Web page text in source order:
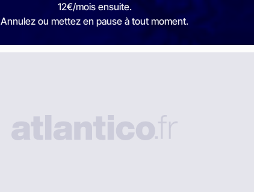
12€/mois ensuite.
Annulez ou mettez en pause à tout moment.